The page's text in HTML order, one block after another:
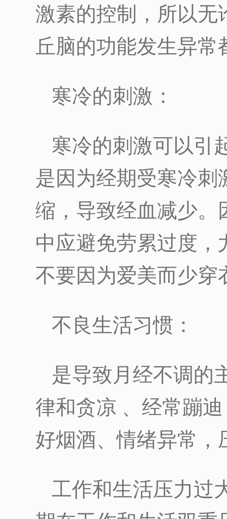
激素的控制，所以无
丘脑的功能发生异常
寒冷的刺激：
寒冷的刺激可以引
是因为经期受寒冷刺
缩，导致经血减少。
中应避免劳累过度，
不要因为爱美而少穿
不良生活习惯：
是导致月经不调的
律和贪凉 、经常蹦
好烟酒、情绪异常，
工作和生活压力过